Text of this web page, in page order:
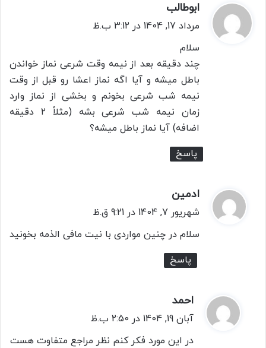
ابوطالب
ف
مرداد 17, 1404 در 3:12 ب.ظ
سلام
چند دقیقه بعد از نیمه وقت شرعی نماز خواندن
باطل میشه و آیا اگه نماز اعشا رو قبل از وقت
نیمه شب شرعی بخونم و بخشی از نماز وارد
زمان نیمه شب شرعی بشه (مثلاً ۲ دقیقه
اضافه) آیا نماز باطل میشه؟
پاسخ
ادمین
ف
:
شهریور 7, 1404 در 9:21 ق.ظ
سلام در چنین مواردی با نیت مافی الذمه بخونید
پاسخ
احمد
ف آبان 19, 1404 در 2:50 ب.ظ
در این مورد فکر کنم نظر مراجع متفاوت هست